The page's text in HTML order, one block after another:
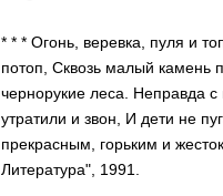
* * * Огонь, веревка, пуля и
потоп, Сквозь малый камень
чернорукие леса. Неправда
утратили и звон, И дети не
прекрасным, горьким и
Литература", 1991.